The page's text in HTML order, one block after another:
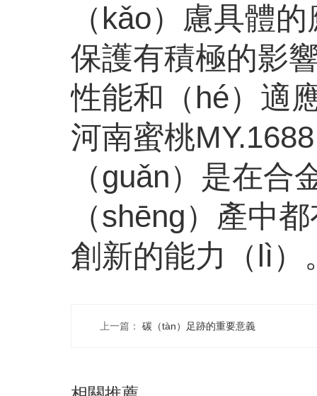
（kǎo）慮具體
保護有積極的影
性能和（hé）適
河南蜜桃
（guǎn）是在
（shēng）產中
創新的能力（lì）
上一篇： 碳（tàn）足跡的重要意義